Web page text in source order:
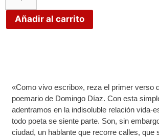
Añadir al carrito
«Como vivo escribo», reza el primer verso
poemario de Domingo Díaz. Con esta
adentramos en la indisoluble relación vida-
todo poeta se siente parte. Son, sin
ciudad, un hablante que recorre calles, que